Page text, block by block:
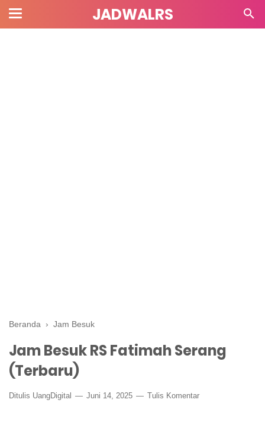
JADWALRS
Beranda › Jam Besuk
Jam Besuk RS Fatimah Serang
(Terbaru)
Ditulis UangDigital Juni 14, 2025 Tulis Komentar